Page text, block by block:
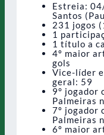
Estreia:
Santos
231 jogos
1
1 título a
4º maior
gols
Vice-líder
geral: 59
9° jogador
Palmeiras
7º jogador
Palmeiras
6º maior